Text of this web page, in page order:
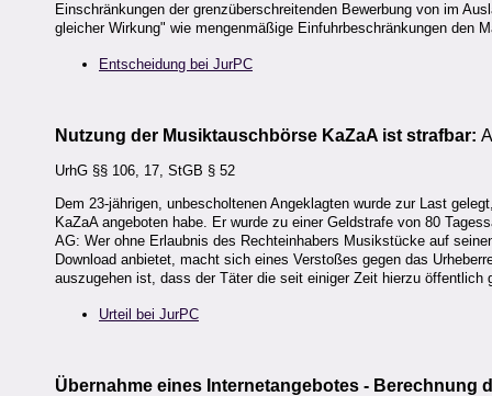
Einschränkungen der grenzüberschreitenden Bewerbung von im
gleicher Wirkung" wie mengenmäßige Einfuhrbeschränkungen den
Entscheidung bei JurPC
Nutzung der Musiktauschbörse KaZaA ist strafbar:
UrhG §§ 106, 17, StGB § 52
Dem 23-jährigen, unbescholtenen Angeklagten wurde zur Last
KaZaA angeboten habe. Er wurde zu einer Geldstrafe von 80
AG: Wer ohne Erlaubnis des Rechteinhabers Musikstücke auf
Download anbietet, macht sich eines Verstoßes gegen das
auszugehen ist, dass der Täter die seit einiger Zeit hierzu
Urteil bei JurPC
Übernahme eines Internetangebotes - Berechnung